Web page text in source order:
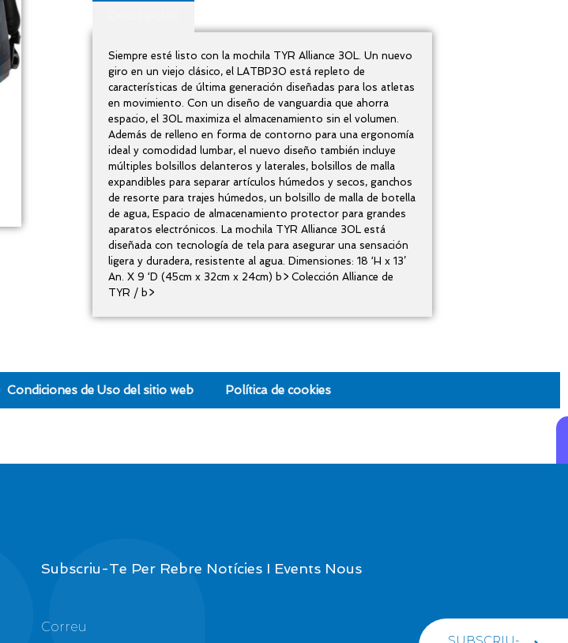
Siempre esté listo con la mochila TYR Alliance 30L. Un nuevo
giro en un viejo clásico, el LATBP30 está repleto de
características de última generación diseñadas para los atletas
en movimiento. Con un diseño de vanguardia que ahorra
espacio, el 30L maximiza el almacenamiento sin el volumen.
Además de relleno en forma de contorno para una ergonomía
ideal y comodidad lumbar, el nuevo diseño también incluye
múltiples bolsillos delanteros y laterales, bolsillos de malla
expandibles para separar artículos húmedos y secos, ganchos
de resorte para trajes húmedos, un bolsillo de malla de botella
de agua, Espacio de almacenamiento protector para grandes
aparatos electrónicos. La mochila TYR Alliance 30L está
diseñada con tecnología de tela para asegurar una sensación
ligera y duradera, resistente al agua. Dimensiones: 18 ‘H x 13’
An. X 9 ‘D (45cm x 32cm x 24cm) b> Colección Alliance de
TYR / b>
Condiciones de Uso del sitio web Política de cookies
Subscriu-Te Per Rebre Notícies I Events Nous
Correu
SUBSCRIU-